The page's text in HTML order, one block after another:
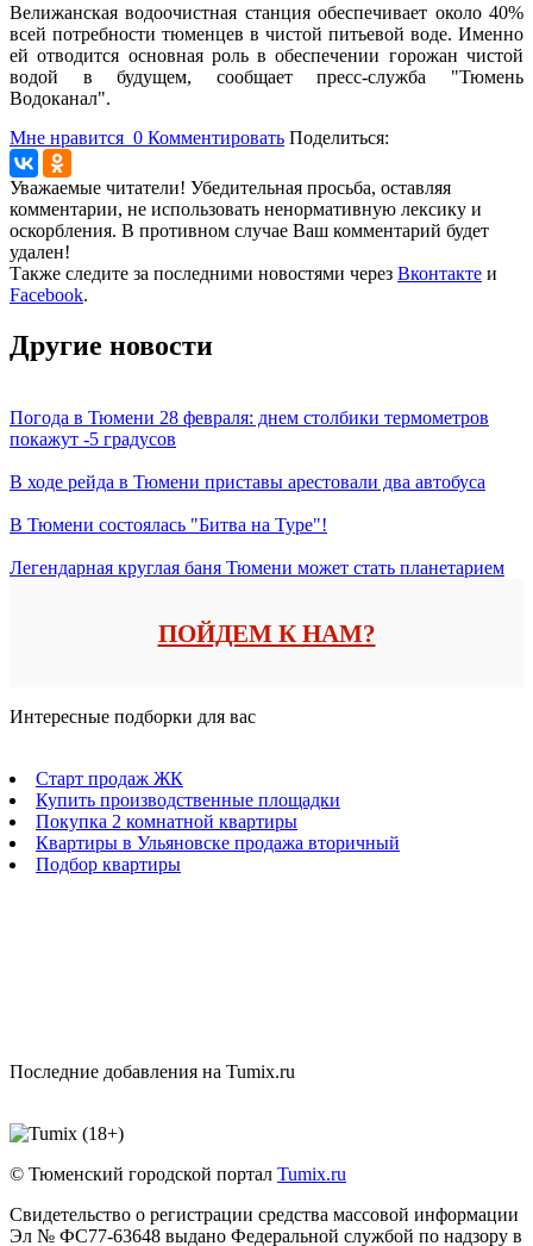
Велижанская водоочистная станция обеспечивает около 40%
всей потребности тюменцев в чистой питьевой воде. Именно
ей отводится основная роль в обеспечении горожан чистой
водой в будущем, сообщает пресс-служба "Тюмень
Водоканал".
Мне нравится 0 Комментировать Поделиться:
Уважаемые читатели! Убедительная просьба, оставляя
комментарии, не использовать ненормативную лексику и
оскорбления. В противном случае Ваш комментарий будет
удален!
Также следите за последними новостями через Вконтакте и
Facebook.
Другие новости
Погода в Тюмени 28 февраля: днем столбики термометров
покажут -5 градусов
В ходе рейда в Тюмени приставы арестовали два автобуса
В Тюмени состоялась "Битва на Туре"!
Легендарная круглая баня Тюмени может стать планетарием
ПОЙДЕМ К НАМ?
Интересные подборки для вас
Старт продаж ЖК
Купить производственные площадки
Покупка 2 комнатной квартиры
Квартиры в Ульяновске продажа вторичный
Подбор квартиры
Последние добавления на Tumix.ru
© Тюменский городской портал Tumix.ru
Свидетельство о регистрации средства массовой информации
Эл № ФС77-63648 выдано Федеральной службой по надзору в